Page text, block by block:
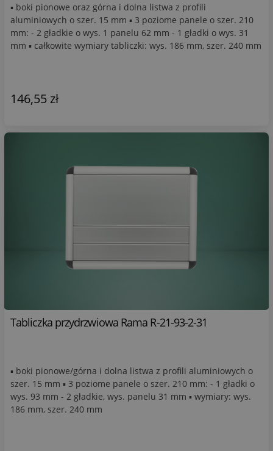
▪ boki pionowe oraz górna i dolna listwa z profili
aluminiowych o szer. 15 mm ▪ 3 poziome panele o szer. 210
mm: - 2 gładkie o wys. 1 panelu 62 mm - 1 gładki o wys. 31
mm ▪ całkowite wymiary tabliczki: wys. 186 mm, szer. 240 mm
146,55 zł
Tabliczka przydrzwiowa Rama R-21-93-2-31
▪ boki pionowe/górna i dolna listwa z profili aluminiowych o
szer. 15 mm ▪ 3 poziome panele o szer. 210 mm: - 1 gładki o
wys. 93 mm - 2 gładkie, wys. panelu 31 mm ▪ wymiary: wys.
186 mm, szer. 240 mm